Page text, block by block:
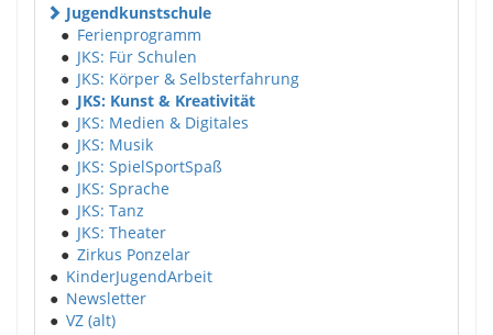
Jugendkunstschule
● Ferienprogramm
● JKS: Für Schulen
● JKS: Körper & Selbsterfahrung
● JKS: Kunst & Kreativität
● JKS: Medien & Digitales
● JKS: Musik
● JKS: SpielSportSpaß
● JKS: Sprache
● JKS: Tanz
● JKS: Theater
● Zirkus Ponzelar
● KinderJugendArbeit
● Newsletter
● VZ (alt)